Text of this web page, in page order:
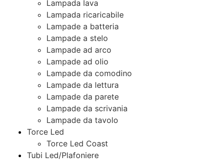
Lampada lava
Lampada ricaricabile
Lampade a batteria
Lampade a stelo
Lampade ad arco
Lampade ad olio
Lampade da comodino
Lampade da lettura
Lampade da parete
Lampade da scrivania
Lampade da tavolo
Torce Led
Torce Led Coast
Tubi Led/Plafoniere